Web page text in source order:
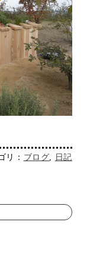
リ： ブログ 日記